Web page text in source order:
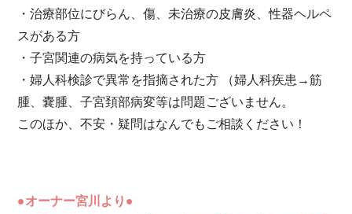
・治療部位にびらん、傷、未治療の皮膚炎、性器ヘルペ
スがある方
・子宮関連の病気を持っている方
・婦人科検診で異常を指摘された方 （婦人科疾患→筋
腫、嚢腫、子宮頚部病変等は問題ございません。
このほか、不安・疑問はなんでもご相談ください！
●オーナー宮川より●